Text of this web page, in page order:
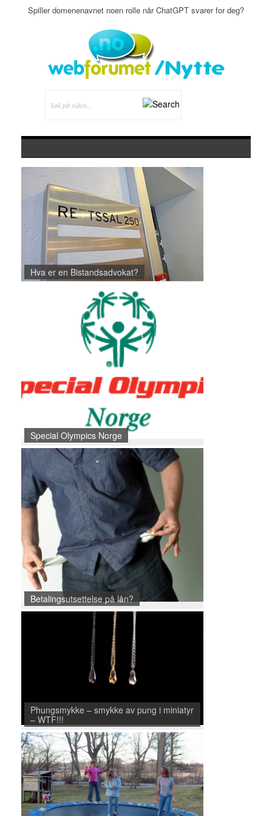
Spiller domenenavnet noen rolle når ChatGPT svarer for deg?
Hva er en Bistandsadvokat?
Special Olympics Norge
Betalingsutsettelse på lån?
Phungsmykke – smykke av pung i miniatyr
– WTF!!!